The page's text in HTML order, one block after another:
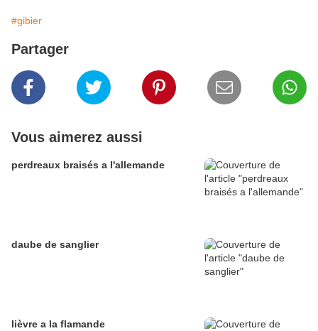
#gibier
Partager
Vous aimerez aussi
perdreaux braisés a l'allemande
daube de sanglier
lièvre a la flamande